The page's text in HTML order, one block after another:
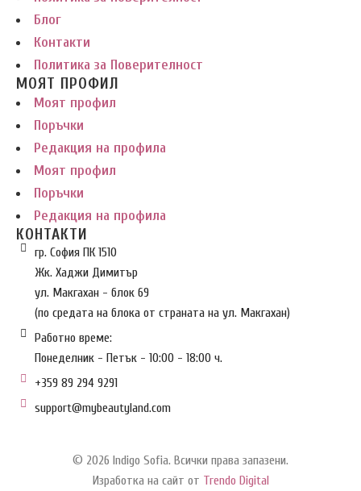
Блог
Контакти
Политика за Поверителност
МОЯТ ПРОФИЛ
Моят профил
Поръчки
Редакция на профила
Моят профил
Поръчки
Редакция на профила
КОНТАКТИ
гр. София ПК 1510
Жк. Хаджи Димитър
ул. Макгахан - блок 69
(по средата на блока от страната на ул. Макгахан)
Работно време:
Понеделник - Петък - 10:00 - 18:00 ч.
+359 89 294 9291
support@mybeautyland.com
© 2026 Indigo Sofia. Всички права запазени.
Изработка на сайт от Trendo Digital